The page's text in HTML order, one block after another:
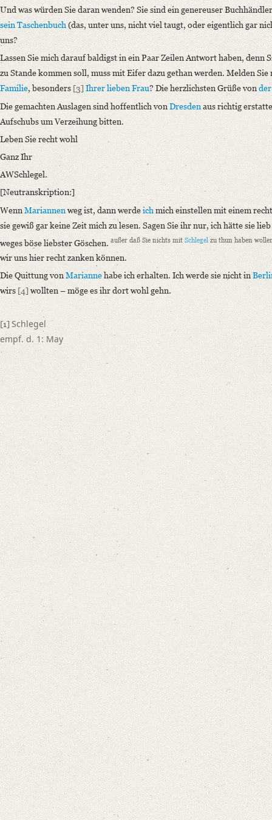
Provider: Dresden, Sächsische Landesbibliothek - Staats- und
OAI Id: DE-611-37113
Classification Number: Mscr.Dresd.e.90,XX,Bd.3,Nr.23(25)
Number of Pages: 4 S. auf Doppelbl., hs. m. U.
Format: 19,3 x 11,7 cm
Language
German
Editors
Bamberg, Claudia (Anteil Neutranskription)
Varwig, Olivia (Anteil Neutranskription)
Und was würden Sie daran wenden? Sie sind ein genereuser
sein Taschenbuch (das, unter uns, nicht viel taugt, oder eigentlich gar
uns?
Lassen Sie mich darauf baldigst in ein Paar Zeilen Antwort haben, denn
zu Stande kommen soll, muss mit Eifer dazu gethan werden. Melden
Familie, besonders [3] Ihrer lieben Frau? Die herzlichsten Grüße von
Die gemachten Auslagen sind hoffentlich vonDresdenaus richtig
Aufschubs um Verzeihung bitten.
Leben Sie recht wohl
Ganz Ihr
AWSchlegel.
[Neutranskription:]
WennMariannenweg ist, dann werdeich mich einstellen mit einem
sie gewiß gar keine Zeit mich zu lesen. Sagen Sie ihr nur, ich hätte sie
weges böse liebster Göschen. außer daß Sie nichts mit Schlegelzu thun haben
wir uns hier recht zanken können.
Die Quittung vonMariannehabe ich erhalten. Ich werde sie nicht in
wirs [4] wollten – möge es ihr dort wohl gehn.
[1] Schlegel
empf. d. 1: May